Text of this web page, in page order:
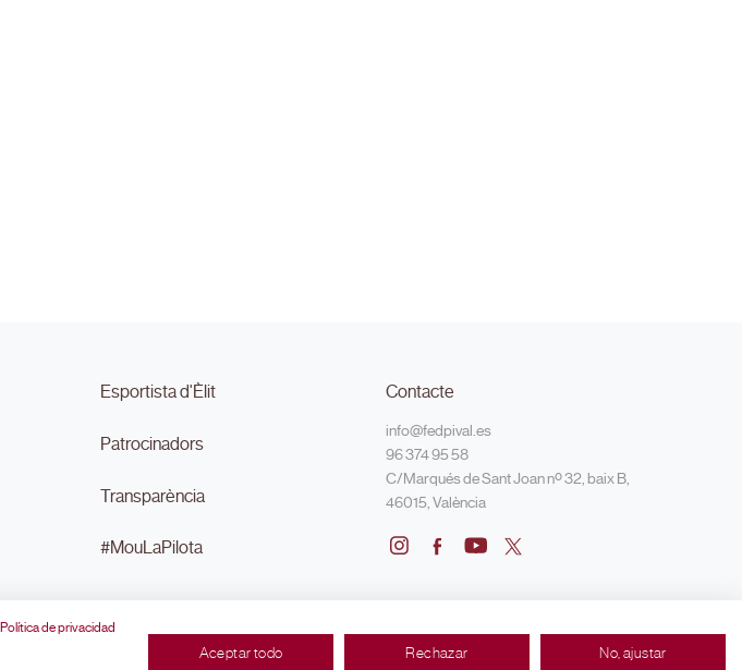
Política de privacidad
Aceptar todo Rechazar No, ajustar
Esportista d'Èlit
Patrocinadors
Transparència
#MouLaPilota
Contacte
info@fedpival.es
96 374 95 58
C/Marqués de Sant Joan nº 32, baix B,
46015, València